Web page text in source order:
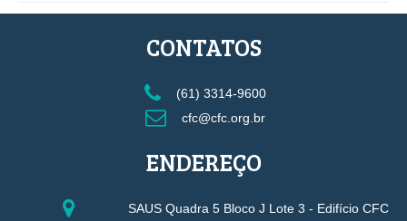
CONTATOS
(61) 3314-9600
cfc@cfc.org.br
ENDEREÇO
SAUS Quadra 5 Bloco J Lote 3 - Edifício CFC